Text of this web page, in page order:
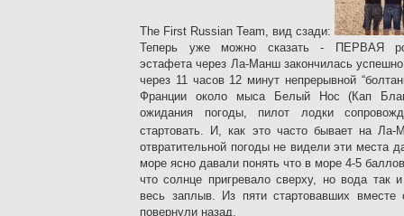
The First Russian Team, вид сзади:
Теперь уже можно сказать - ПЕРВАЯ
эстафета через Ла-Манш закончилась
через 11 часов 12 минут непрерывной
Франции около мыса Белый Нос (Кап
ожидания погоды, пилот лодки
стартовать. И, как это часто бывает на
отвратительной погоды не видели эти места
море ясно давали понять что в море 4-5
что солнце пригревало сверху, но вода так
весь заплыв. Из пяти стартовавших
повернули назад.